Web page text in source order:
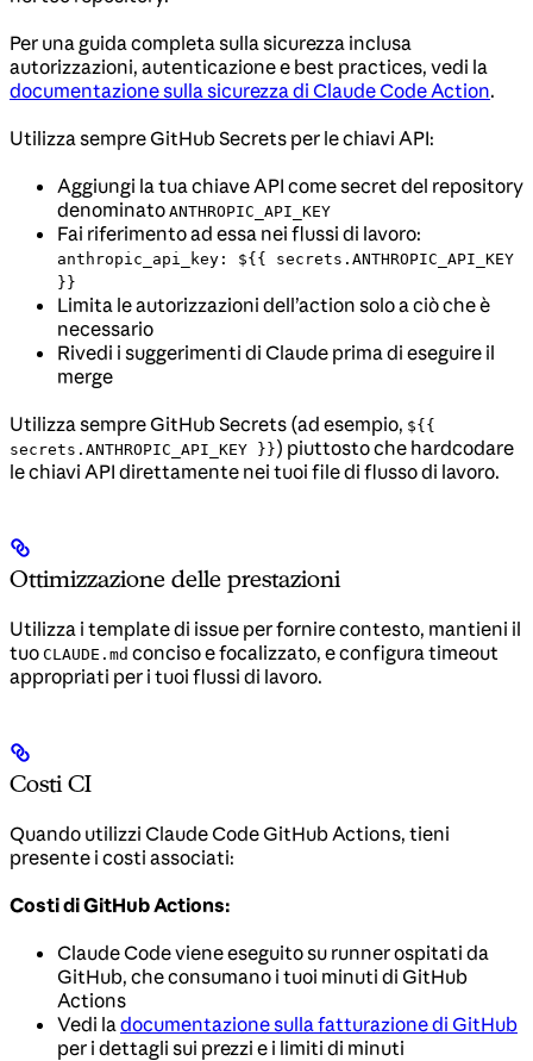
Per una guida completa sulla sicurezza inclusa
autorizzazioni, autenticazione e best practices, vedi la
documentazione sulla sicurezza di Claude Code Action.
Utilizza sempre GitHub Secrets per le chiavi API:
Aggiungi la tua chiave API come secret del repository
denominato ANTHROPIC_API_KEY
Fai riferimento ad essa nei flussi di lavoro:
anthropic_api_key: ${{ secrets.ANTHROPIC_API_KEY
}}
Limita le autorizzazioni dell’action solo a ciò che è
necessario
Rivedi i suggerimenti di Claude prima di eseguire il
merge
Utilizza sempre GitHub Secrets (ad esempio, ${{
secrets.ANTHROPIC_API_KEY }}) piuttosto che hardcodare
le chiavi API direttamente nei tuoi file di flusso di lavoro.
Ottimizzazione delle prestazioni
Utilizza i template di issue per fornire contesto, mantieni il
tuo CLAUDE.md conciso e focalizzato, e configura timeout
appropriati per i tuoi flussi di lavoro.
Costi CI
Quando utilizzi Claude Code GitHub Actions, tieni
presente i costi associati:
Costi di GitHub Actions:
Claude Code viene eseguito su runner ospitati da
GitHub, che consumano i tuoi minuti di GitHub
Actions
Vedi la documentazione sulla fatturazione di GitHub
per i dettagli sui prezzi e i limiti di minuti